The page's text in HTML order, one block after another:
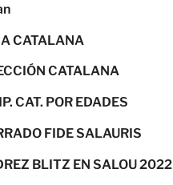
CATALANA
CATALANA
CAT. POR EDADES
FIDE SALAURIS
BLITZ EN SALOU 2022